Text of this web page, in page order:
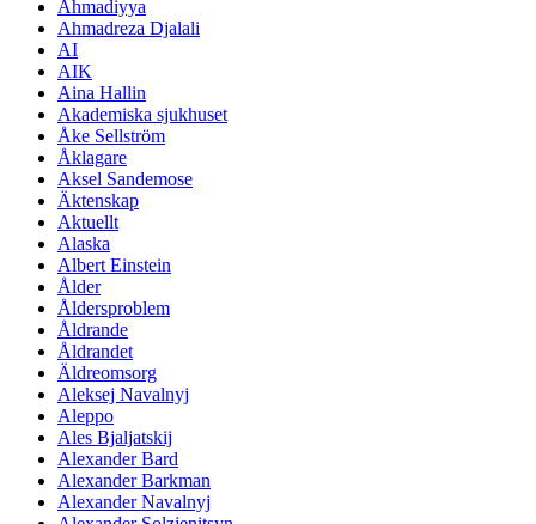
Ahmadiyya
Ahmadreza Djalali
AI
AIK
Aina Hallin
Akademiska sjukhuset
Åke Sellström
Åklagare
Aksel Sandemose
Äktenskap
Aktuellt
Alaska
Albert Einstein
Ålder
Åldersproblem
Åldrande
Åldrandet
Äldreomsorg
Aleksej Navalnyj
Aleppo
Ales Bjaljatskij
Alexander Bard
Alexander Barkman
Alexander Navalnyj